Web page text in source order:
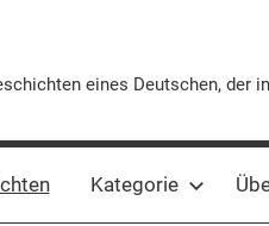
eines Deutschen, der
Kategorie